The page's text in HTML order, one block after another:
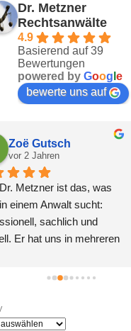
Dr. Metzner
Rechtsanwälte
4.9
Basierend auf 39
Bewertungen
powered by Goog e
bewerte uns auf
Florian Winter
vor 2 Jahren
Ich kann Herr Metzner und
sein Team nur wärmstens
Empfehlen. Es wird sich Zeit
genommen, man wird super
Möglichkeit gegeben meine
zahlen. So konnte ich mir aus
der Arbeitslosigkeit eine